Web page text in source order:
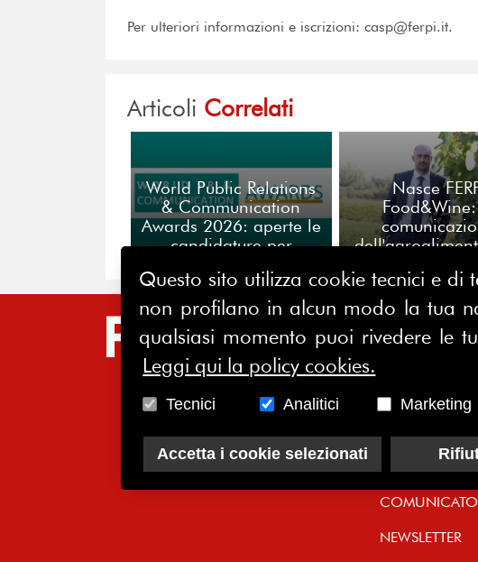
Per ulteriori informazioni e iscrizioni: casp@ferpi.it.
Articoli Correlati
World Public Relations
& Communication
Awards 2026: aperte le
candidature per
della comunicazione
Nasce
commissione
SITE MAP
CHI SIAMO
NEWSLETTER
Questo sito utilizza cookie tecnici e di
non profilano in alcun modo la tua
qualsiasi momento puoi rivedere le
Leggi qui la policy cookies.
Tecnici Analitici Marketing
Accetta i cookie selezionati